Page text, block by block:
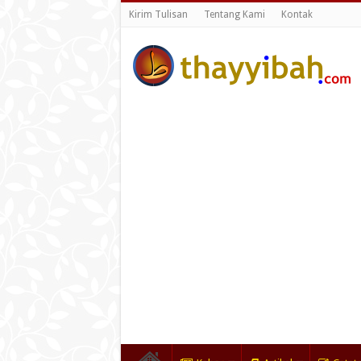
Kirim Tulisan Tentang Kami Kontak